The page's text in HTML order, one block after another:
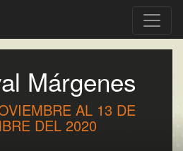
Márgenes
AL 13 DE
DEL 2020